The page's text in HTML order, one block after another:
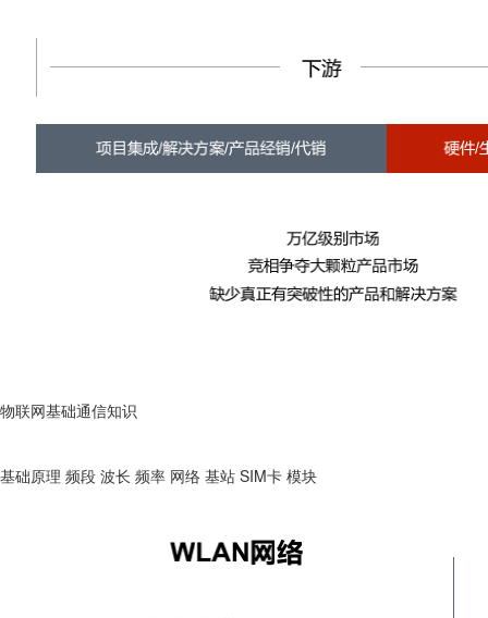
物联网基础通信知识
基础原理 频段 波长 频率 网络 基站 SIM卡 模块